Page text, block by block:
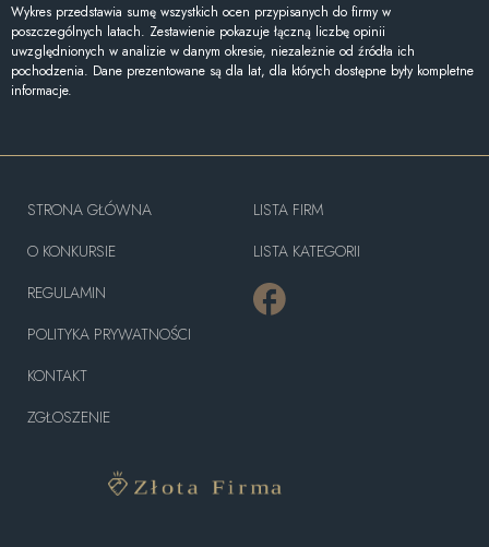
Wykres przedstawia sumę wszystkich ocen przypisanych do firmy w
poszczególnych latach. Zestawienie pokazuje łączną liczbę opinii
uwzględnionych w analizie w danym okresie, niezależnie od źródła ich
pochodzenia. Dane prezentowane są dla lat, dla których dostępne były kompletne
informacje.
STRONA GŁÓWNA
O KONKURSIE
REGULAMIN
POLITYKA PRYWATNOŚCI
KONTAKT
ZGŁOSZENIE
LISTA FIRM
LISTA KATEGORII